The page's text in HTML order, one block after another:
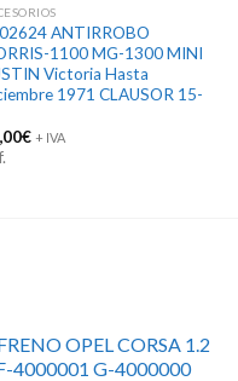
ANTIRROBO
1100 MG-1300 MINI
Victoria Hasta
1971 CLAUSOR 15-
€ + IVA
OPEL CORSA 1.2
4000001 G-4000000